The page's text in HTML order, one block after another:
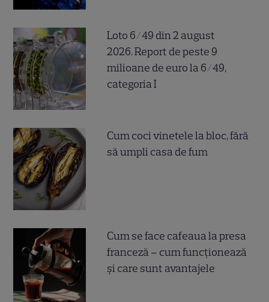
Loto 6/49 din 2 august
2026. Report de peste 9
milioane de euro la 6/49,
categoria I
Cum coci vinetele la bloc, fără
să umpli casa de fum
Cum se face cafeaua la presa
franceză – cum funcționează
și care sunt avantajele